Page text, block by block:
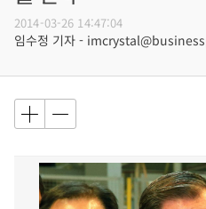
2014-03-26 14:47:04
임수정 기자 -